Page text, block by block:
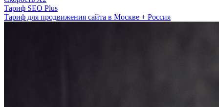
Тариф SEO Plus
Тариф для продвижения сайта в Москве + Россия